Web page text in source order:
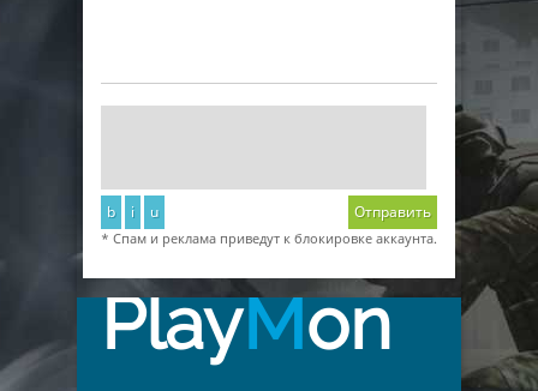
b i u Отправить
* Спам и реклама приведут к блокировке аккаунта.
PlayMon